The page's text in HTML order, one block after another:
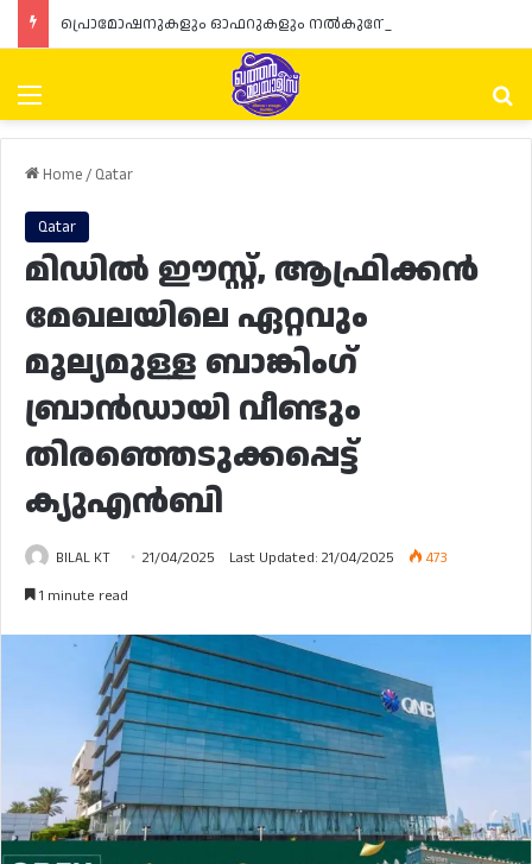
Menu
Home/ Qatar
Qatar
മിഡിൽ ഈസ്റ്റ്, ആഫ്രിക്കൻ
മേഖലയിലെ ഏറ്റവും
മൂല്യമുള്ള ബാങ്കിംഗ്
ബ്രാൻഡായി വീണ്ടും
തിരഞ്ഞെടുക്കപ്പെട്ട്
ക്യുഎൻബി
BILAL KT 21/04/2025 Last Updated: 21/04/2025
473
1 minute read